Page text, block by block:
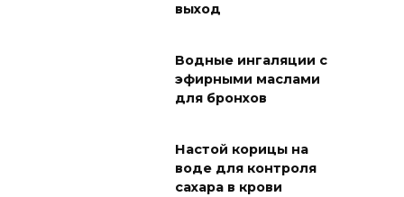
выход
Водные ингаляции с
эфирными маслами
для бронхов
Настой корицы на
воде для контроля
сахара в крови